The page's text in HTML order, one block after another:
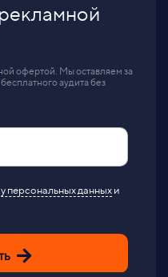
офертой. Мы оставляем за
аудита без
персональных данных и